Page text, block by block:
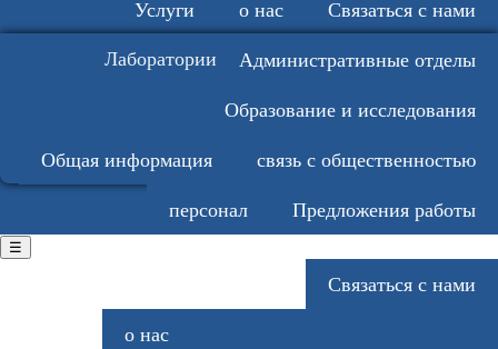
Связаться с нами
о нас
Услуги
Отделения
Клиники
Лаборатории
Институты
Аптека
Другие профессии здравоохранения
Административные отделы
Образование и исследования
связь с общественностью
Общая информация
Предложения работы
персонал
☰
Связаться с нами
о нас
Вы здесь